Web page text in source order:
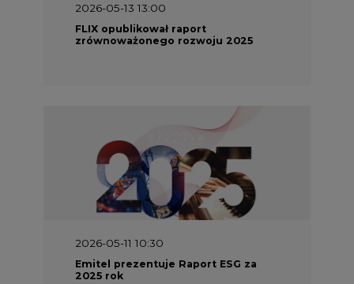
2026-05-13 13:00
FLIX opublikował raport
zrównoważonego rozwoju 2025
2026-05-11 10:30
Emitel prezentuje Raport ESG za
2025 rok